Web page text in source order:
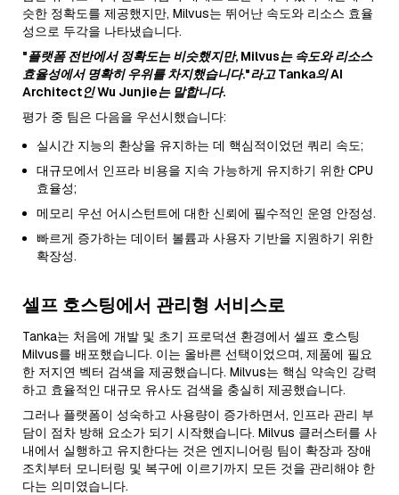
슷한 정확도를 제공했지만, Milvus는 뛰어난 속도와 리소스 효율
성으로 두각을 나타냈습니다.
"플랫폼 전반에서 정확도는 비슷했지만, Milvus는 속도와 리소스
효율성에서 명확히 우위를 차지했습니다."라고 Tanka의 AI
Architect인 Wu Junjie는 말합니다.
평가 중 팀은 다음을 우선시했습니다:
실시간 지능의 환상을 유지하는 데 핵심적이었던 쿼리 속도;
대규모에서 인프라 비용을 지속 가능하게 유지하기 위한 CPU
효율성;
메모리 우선 어시스턴트에 대한 신뢰에 필수적인 운영 안정성.
빠르게 증가하는 데이터 볼륨과 사용자 기반을 지원하기 위한
확장성.
셀프 호스팅에서 관리형 서비스로
Tanka는 처음에 개발 및 초기 프로덕션 환경에서 셀프 호스팅
Milvus를 배포했습니다. 이는 올바른 선택이었으며, 제품에 필요
한 저지연 벡터 검색을 제공했습니다. Milvus는 핵심 약속인 강력
하고 효율적인 대규모 유사도 검색을 충실히 제공했습니다.
그러나 플랫폼이 성숙하고 사용량이 증가하면서, 인프라 관리 부
담이 점차 방해 요소가 되기 시작했습니다. Milvus 클러스터를 사
내에서 실행하고 유지한다는 것은 엔지니어링 팀이 확장과 장애
조치부터 모니터링 및 복구에 이르기까지 모든 것을 관리해야 한
다는 의미였습니다.